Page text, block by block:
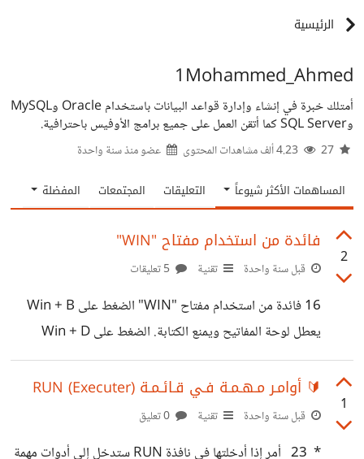
الرئيسية
1Mohammed_Ahmed
أمتلك خبرة في إنشاء وإدارة قواعد البيانات باستخدام Oracle وMySQL
وSQL Server كما أتقن العمل على جميع برامج الأوفيس باحترافية.
عضو منذسنة واحدة
المساهمات الأكثر شيوعاً التعليقات المجتمعات المفضلة
2
فائدة من استخدام مفتاح "WIN"
قبل سنة واحدة تقنية
16 فائدة من استخدام مفتاح "WIN" الضغط على Win + B
يعطل لوحة المفاتيح ويمنع الكتابة. الضغط على Win + D
يأخذك مباشرة إلى سطح المكتب. الضغط على Win + E يفتح
"My Computer" مباشرة. الضغط على Win + F يفتح
1
🔰 أوامـر مـهـمـة فـي قـائـمـة RUN (Executer)
قبل سنة واحدة تقنية
* 23 أمر إذا أدخلتها في نافذة RUN ستدخل إلى أدوات مهمة